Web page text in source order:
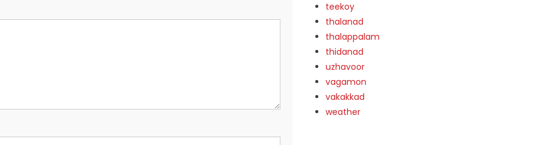
teekoy
thalanad
thalappalam
thidanad
uzhavoor
vagamon
vakakkad
weather